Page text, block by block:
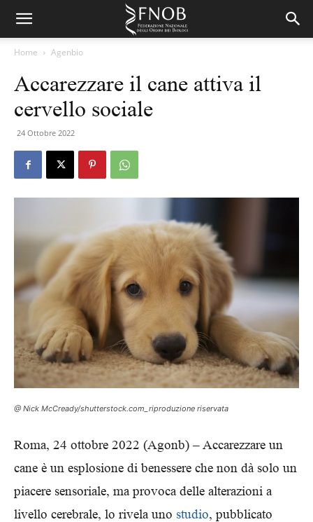
Home Agenbio
Accarezzare il cane attiva il
cervello sociale
24 Ottobre 2022
@ Nick McCready/shutterstock.com_riproduzione riservata
Roma, 24 ottobre 2022 (Agonb) – Accarezzare un
cane è un esplosione di benessere che non dà solo un
piacere sensoriale, ma provoca delle alterazioni a
livello cerebrale, lo rivela uno studio, pubblicato